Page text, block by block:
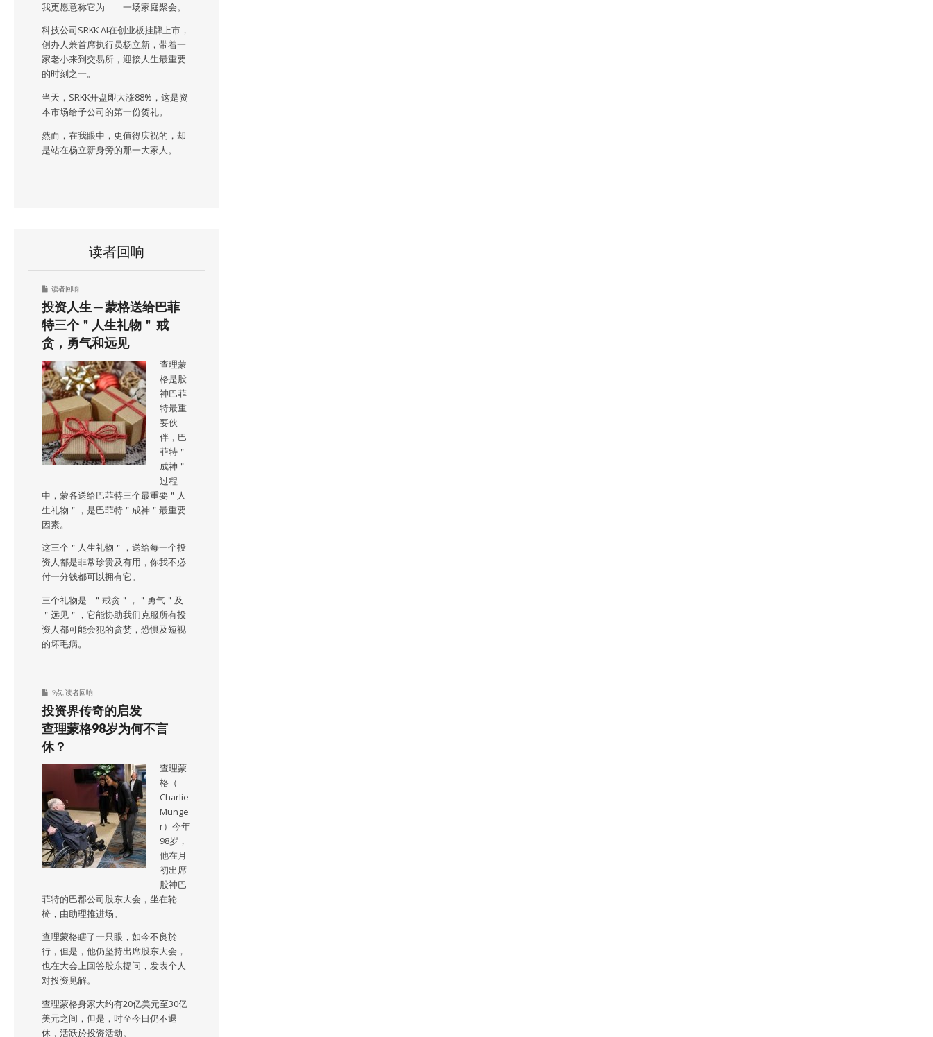
我更愿意称它为——一场家庭聚会。
科技公司SRKK AI在创业板挂牌上市，
创办人兼首席执行员杨立新，带着一
家老小来到交易所，迎接人生最重要
的时刻之一。
当天，SRKK开盘即大涨88%，这是资
本市场给予公司的第一份贺礼。
然而，在我眼中，更值得庆祝的，却
是站在杨立新身旁的那一大家人。
读者回响
读者回响
投资人生 ─ 蒙格送给巴菲
特三个＂人生礼物＂ 戒
贪，勇气和远见
查理蒙
格是股
神巴菲
特最重
要伙
伴，巴
菲特＂
成神＂
过程
中，蒙各送给巴菲特三个最重要＂人
生礼物＂，是巴菲特＂成神＂最重要
因素。
这三个＂人生礼物＂，送给每一个投
资人都是非常珍贵及有用，你我不必
付一分钱都可以拥有它。
三个礼物是─＂戒贪＂，＂勇气＂及
＂远见＂，它能协助我们克服所有投
资人都可能会犯的贪婪，恐惧及短视
的坏毛病。
9点 读者回响
投资界传奇的启发
查理蒙格98岁为何不言
休？
查理蒙
格（
Charlie
Munge
r）今年
98岁，
他在月
初出席
股神巴
菲特的巴郡公司股东大会，坐在轮
椅，由助理推进场。
查理蒙格瞎了一只眼，如今不良於
行，但是，他仍坚持出席股东大会，
也在大会上回答股东提问，发表个人
对投资见解。
查理蒙格身家大约有20亿美元至30亿
美元之间，但是，时至今日仍不退
休，活跃於投资活动。